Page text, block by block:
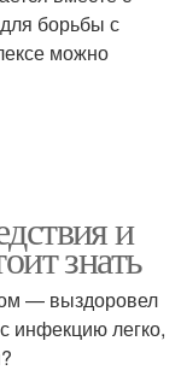
борьбы с
можно
и
знать
— выздоровел
инфекцию легко,